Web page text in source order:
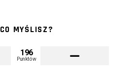
CO MYŚLISZ?
196
Punktów